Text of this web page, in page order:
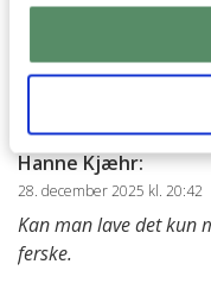
Det lyder
Kh Ann-
Hanne Kjæhr:
28. december 2025 kl. 20:42
Kan man lave det kun
ferske.